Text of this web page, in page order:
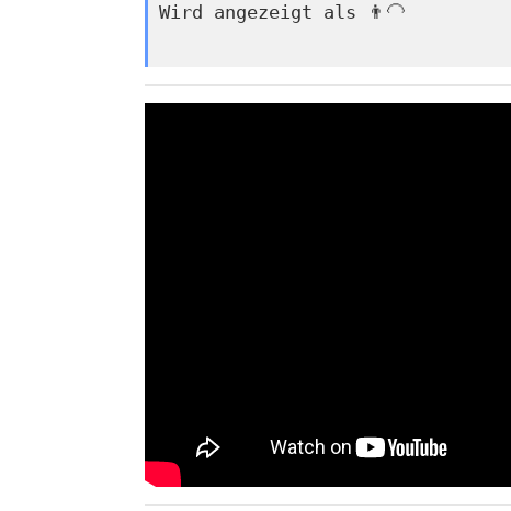
Wird angezeigt als 👨‍🦲